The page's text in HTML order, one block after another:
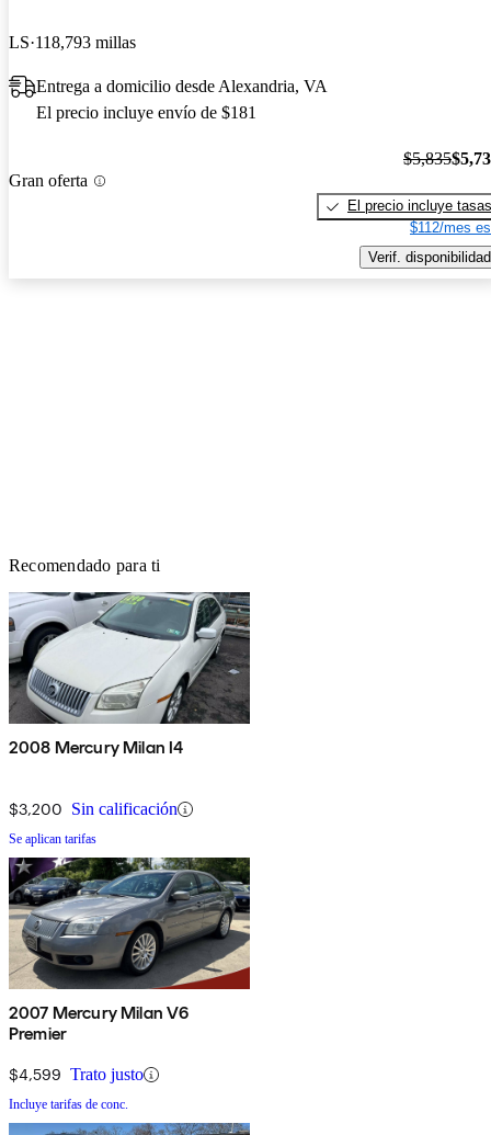
LS 118,793 millas
Entrega a domicilio desde Alexandria, VA
El precio incluye envío de $181
Gran oferta
$5,835
El precio incluye tasas
$112/mes
Verif. disponibilidad
Recomendado para ti
2008 Mercury Milan I4
$3,200 Sin calificación
Se aplican tarifas
2007 Mercury Milan V6
Premier
$4,599 Trato justo
Incluye tarifas de conc.